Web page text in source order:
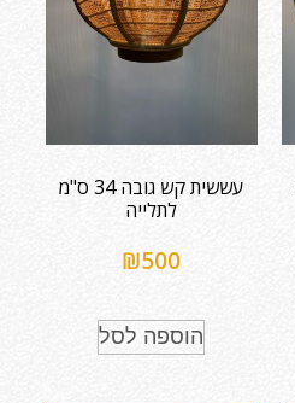
עששית קש גובה 34 ס"מ
לתלייה
₪500
הוספה לסל